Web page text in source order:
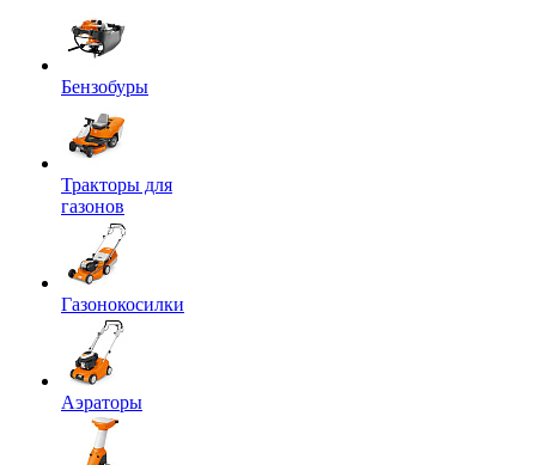
Бензобуры
Тракторы для
газонов
Газонокосилки
Аэраторы